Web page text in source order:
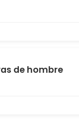
de hombre